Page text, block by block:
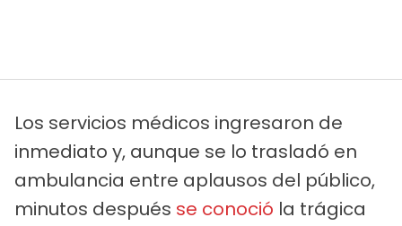
Los servicios médicos ingresaron de
inmediato y, aunque se lo trasladó en
ambulancia entre aplausos del público,
minutos después se conoció la trágica